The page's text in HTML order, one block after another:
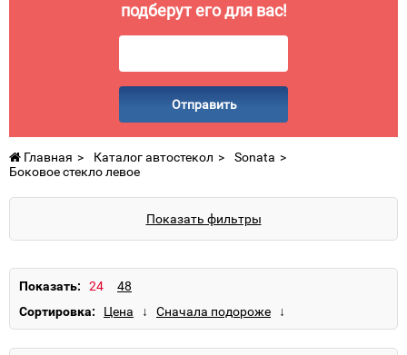
подберут его для вас!
Отправить
Главная Каталог автостекол
Sonata
Боковое стекло левое
Показать фильтры
Показать:
Сортировка: